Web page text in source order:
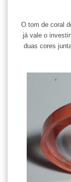
O tom de coral
já vale o
duas cores